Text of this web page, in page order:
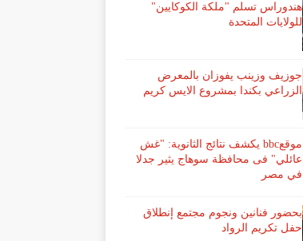
هندوراس تسلم "ملكة الكوكايين"
للولايات المتحدة
جوزيف وزينب يفوزان بالمعرض
الزراعي بكندا بمشروع الايس كريم
موقعbbc يكشف نتائج الثانوية: "غش
عائلي" فى محافظة سوهاج يثير جدلا
في مصر
بحضور فنانين ونجوم مجتمع إنطلاق
حفل تكريم الرواد